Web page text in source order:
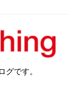
グです。